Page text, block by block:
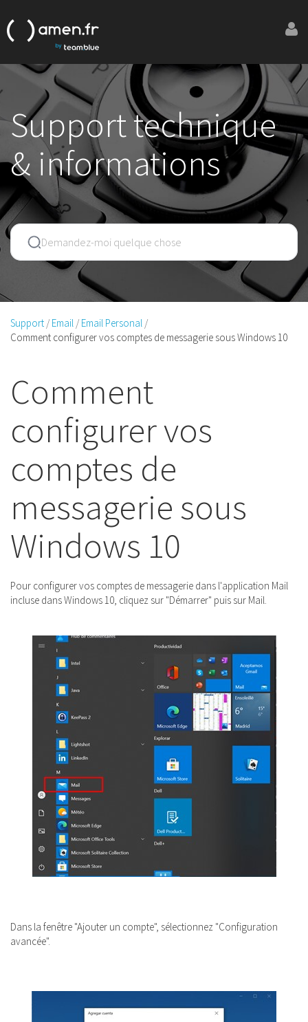
Support technique
& informations
Support Email
Email Personal
Comment configurer vos comptes de messagerie sous Windows 10
Comment
configurer vos
comptes de
messagerie sous
Windows 10
Pour configurer vos comptes de messagerie dans l'application Mail
incluse dans Windows 10, cliquez sur "Démarrer" puis sur Mail.
Dans la fenêtre "Ajouter un compte", sélectionnez "Configuration
avancée".